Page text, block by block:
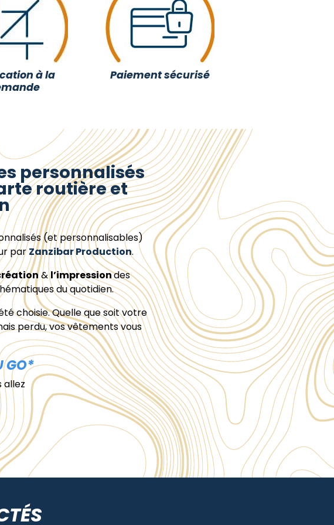
à la
Paiement sécurisé
personnalisés
routière et
(et personnalisables)
parZanzibar Production.
&l’impressiondes
du quotidien.
choisie. Quelle que soit votre
perdu, vos vêtements vous
GO*
allez